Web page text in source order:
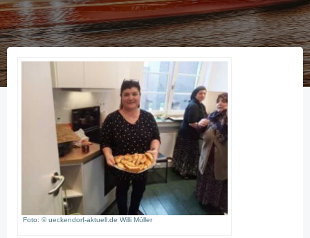
Foto: © ueckendorf-aktuell.de Willi Müller